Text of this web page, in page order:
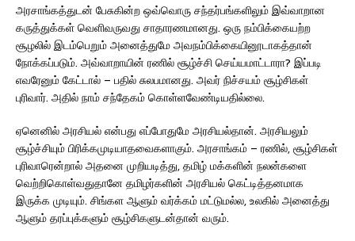
அரசாங்கத்துடன் பேசுகின்ற ஒவ்வொரு சந்தர்பங்களிலும் இவ்வாறான
கருத்துக்கள் வெளிவருவது சாதாரணமானது. ஒரு நம்பிக்கையற்ற
சூழலில் இடம்பெறும் அனைத்துமே அவநம்பிக்கையினூடாகத்தான்
நோக்கப்படும். அவ்வாறாயின் ரணில் சூழ்ச்சி செய்யமாட்டாரா? இப்படி
எவரேனும் கேட்டால் – பதில் சுலபமானது. அவர் நிச்சயம் சூழ்சிகள்
புரிவார். அதில் நாம் சந்தேகம் கொள்ளவேண்டியதில்லை.
ஏனெனில் அரசியல் என்பது எப்போதுமே அரசியல்தான். அரசியலும்
சூழ்ச்சியும் பிரிக்கமுடியாதவைகளாகும். அரசாங்கம் – ரணில், சூழ்சிகள்
புரிவாரென்றால் அதனை முறியடித்து, தமிழ் மக்களின் நலன்களை
வெற்றிகொள்வதுதானே தமிழர்களின் அரசியல் கெட்டித்தனமாக
இருக்க முடியும். சிங்கள ஆளும் வர்க்கம் மட்டுமல்ல, உலகில் அனைத்து
ஆளும் தரப்புக்களும் சூழ்சிகளுடன்தான் வரும்.